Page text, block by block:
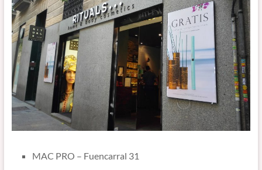
MAC PRO – Fuencarral 31